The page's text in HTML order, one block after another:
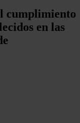
cumplimiento
en las